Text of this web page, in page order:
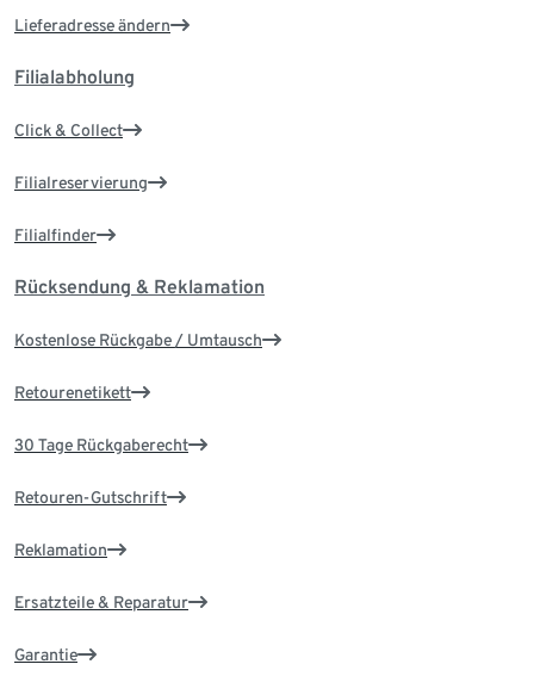
Lieferadresse ändern
Filialabholung
Click & Collect
Filialreservierung
Filialfinder
Rücksendung & Reklamation
Kostenlose Rückgabe / Umtausch
Retourenetikett
30 Tage Rückgaberecht
Retouren-Gutschrift
Reklamation
Ersatzteile & Reparatur
Garantie